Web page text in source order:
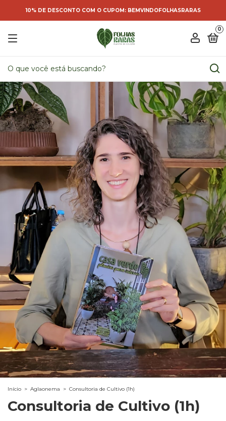
10% DE DESCONTO COM O CUPOM: BEMVINDOFOLHASRARAS
0
Início > Aglaonema > Consultoria de Cultivo (1h)
Consultoria de Cultivo (1h)